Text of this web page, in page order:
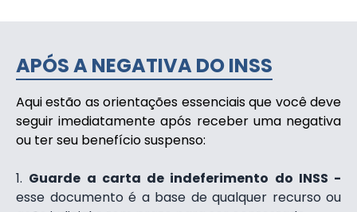
APÓS A NEGATIVA DO INSS
Aqui estão as orientações essenciais que você deve
seguir imediatamente após receber uma negativa
ou ter seu benefício suspenso:
Guarde a carta de indeferimento do INSS -
esse documento é a base de qualquer recurso ou